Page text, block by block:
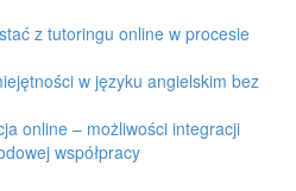
z tutoringu online w procesie
w języku angielskim bez
online – możliwości integracji
współpracy